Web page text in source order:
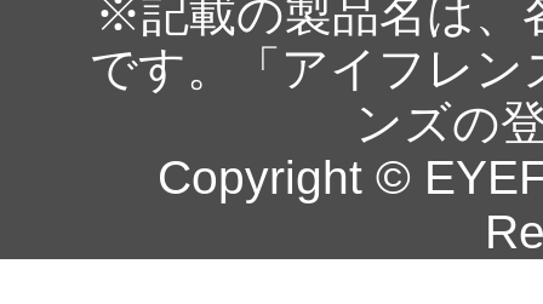
※記載の製品名は、
です。「アイフレ
ンズの
Copyright ©